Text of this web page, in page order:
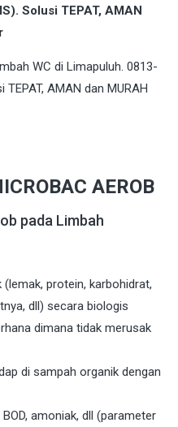
Solusi TEPAT, AMAN
AEROB
pada Limbah
protein, karbohidrat,
dll) secara biologis
dimana tidak merusak
di sampah organik dengan
amoniak, dll (parameter